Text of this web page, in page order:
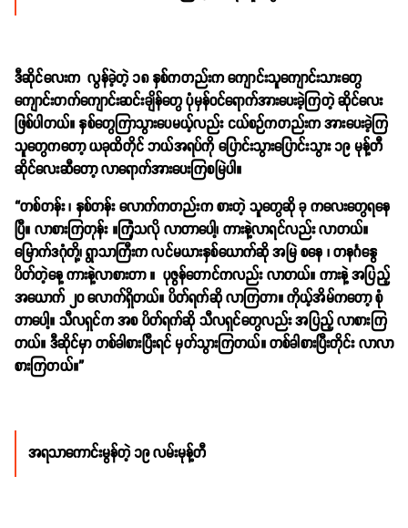
ဒီဆိုင်လေးက လွန်ခဲ့တဲ့ ၁၈ နှစ်ကတည်းက ကျောင်းသူကျောင်းသားတွေ
ကျောင်းတက်ကျောင်းဆင်းချိန်တွေ ပုံမှန်ဝင်ရောက်အားပေးခဲ့ကြတဲ့ ဆိုင်လေး
ဖြစ်ပါတယ်။ နှစ်တွေကြာသွားပေမယ့်လည်း ငယ်စဉ်ကတည်းက အားပေးခဲ့ကြ
သူတွေကတော့ ယခုထိတိုင် ဘယ်အရပ်ကို ပြောင်းသွားပြောင်းသွား ၁၉ မုန့်တီ
ဆိုင်လေးဆီတော့ လာရောက်အားပေးကြစမြဲပါ။
“တစ်တန်း ၊ နှစ်တန်း လောက်ကတည်းက စားတဲ့ သူတွေဆို ခု ကလေးတွေရနေ
ပြီ။ လာစားကြတုန်း ။ကြုံသလို လာတာပေါ့၊ ကားနဲ့လာရင်လည်း လာတယ်။
မြောက်ဒဂုံတို့၊ ရွာသာကြီးက လင်မယားနှစ်ယောက်ဆို အမြဲ စနေ ၊ တနင်္ဂနွေ
ပိတ်တဲ့နေ့ ကားနဲ့လာစားတာ ။ ပုဇွန်တောင်ကလည်း လာတယ်။ ကားနဲ့ အပြည့်
အယောက် ၂၀ လောက်ရှိတယ်။ ပိတ်ရက်ဆို လာကြတာ။ ကိုယ့်အိမ်ကတော့ စုံ
တာပေါ့။ သီလရှင်က အစ ပိတ်ရက်ဆို သီလရှင်တွေလည်း အပြည့် လာစားကြ
တယ်။ ဒီဆိုင်မှာ တစ်ခါစားပြီးရင် မှတ်သွားကြတယ်။ တစ်ခါစားပြီးတိုင်း လာလာ
စားကြတယ်။”
အရသာကောင်းမွန်တဲ့ ၁၉ လမ်းမုန့်တီ